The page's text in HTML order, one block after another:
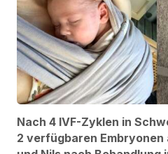
Nach 4 IVF-Zyklen in
2 verfügbaren Embryonen